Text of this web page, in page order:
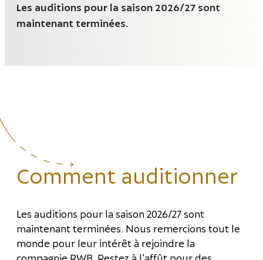
Les auditions pour la saison 2026/27 sont
maintenant terminées.
Comment auditionner
Les auditions pour la saison 2026/27 sont
maintenant terminées. Nous remercions tout le
monde pour leur intérêt à rejoindre la